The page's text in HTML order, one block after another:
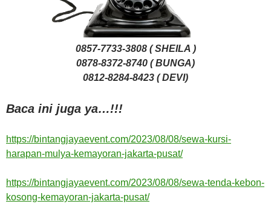
0857-7733-3808 ( SHEILA )
0878-8372-8740 ( BUNGA)
0812-8284-8423 ( DEVI)
Baca ini juga ya…!!!
https://bintangjayaevent.com/2023/08/08/sewa-kursi-
harapan-mulya-kemayoran-jakarta-pusat/
https://bintangjayaevent.com/2023/08/08/sewa-tenda-kebon-
kosong-kemayoran-jakarta-pusat/